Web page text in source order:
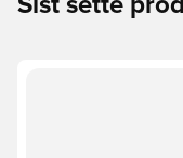
Sist sette